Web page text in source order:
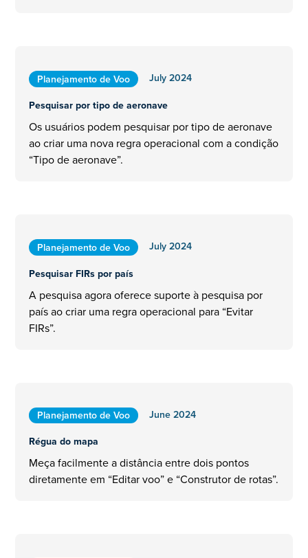
Planejamento de Voo
July 2024
Pesquisar por tipo de aeronave
Os usuários podem pesquisar por tipo de aeronave
ao criar uma nova regra operacional com a condição
“Tipo de aeronave”.
Planejamento de Voo
July 2024
Pesquisar FIRs por país
A pesquisa agora oferece suporte à pesquisa por
país ao criar uma regra operacional para “Evitar
FIRs”.
Planejamento de Voo
June 2024
Régua do mapa
Meça facilmente a distância entre dois pontos
diretamente em “Editar voo” e “Construtor de rotas”.